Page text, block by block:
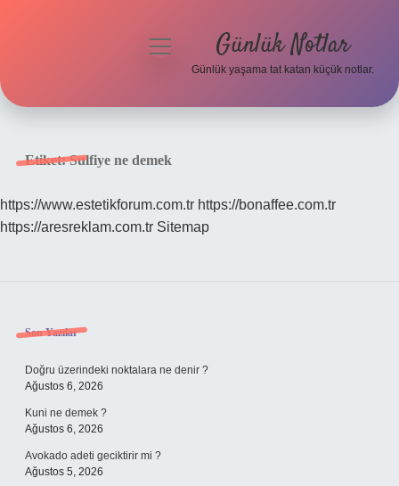
Hakkımızda
menüyü
Günlük Notlar
Günlük yaşama tat katan küçük notlar.
Etiket:Sulfiye ne demek
https://www.estetikforum.com.tr https://bonaffee.com.tr
https://aresreklam.com.tr Sitemap
Sidebar
Son Yazılar
Doğru üzerindeki noktalara ne denir ?
Ağustos 6, 2026
Kuni ne demek ?
Ağustos 6, 2026
Avokado adeti geciktirir mi ?
Ağustos 5, 2026